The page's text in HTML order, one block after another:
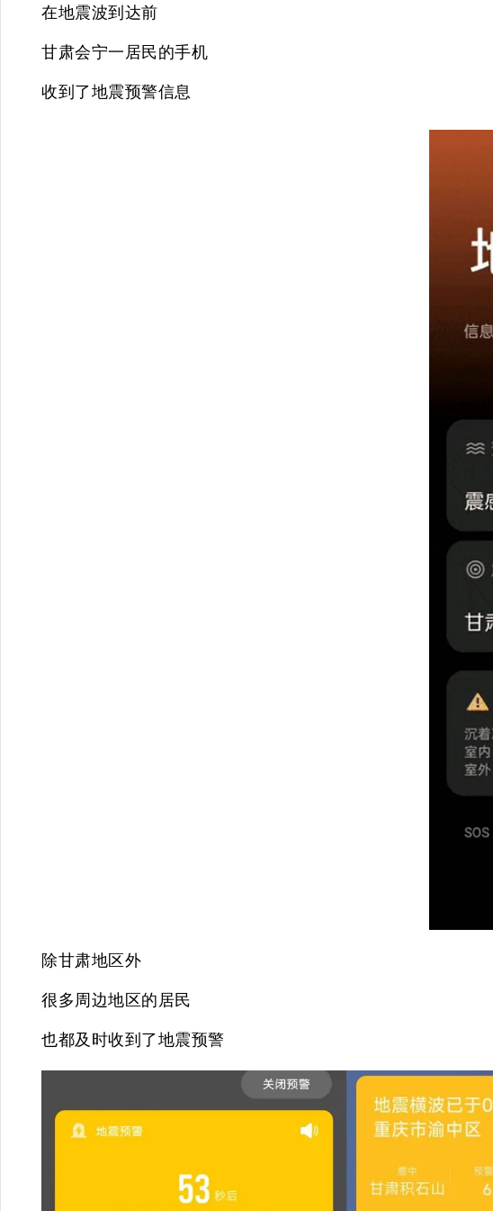
在地震波到达前
甘肃会宁一居民的手机
收到了地震预警信息
除甘肃地区外
很多周边地区的居民
也都及时收到了地震预警